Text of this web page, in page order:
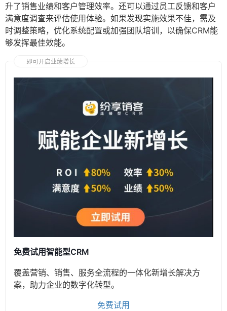
升了销售业绩和客户管理效率。还可以通过员工反馈和客户
满意度调查来评估使用体验。如果发现实施效果不佳，需及
时调整策略，优化系统配置或加强团队培训，以确保CRM能
够发挥最佳效能。
即可开启业绩增长
免费试用智能型CRM
覆盖营销、销售、服务全流程的一体化新增长解决方
案，助力企业的数字化转型。
免费试用